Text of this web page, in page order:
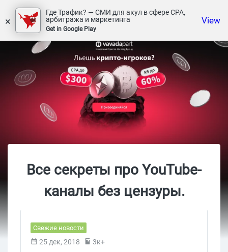
×
Где Трафик? — СМИ для акул в сфере СРА,
арбитража и маркетинга
Get in Google Play
View
Все секреты про YouTube-
каналы без цензуры.
Свежие новости
25 дек, 2018 3к+